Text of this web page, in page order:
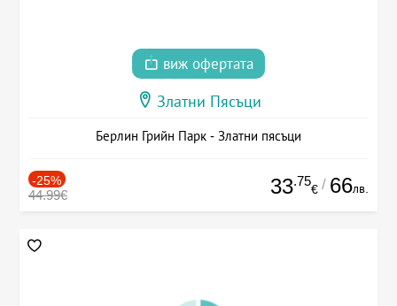
виж офертата
Златни Пясъци
Берлин Грийн Парк - Златни пясъци
-25%
44.99€ 33.75
€ / 66лв.